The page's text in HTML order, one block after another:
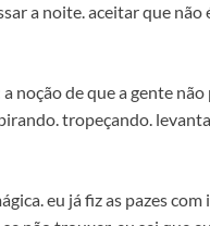
a noite. aceitar que
noção de que a gente
tropeçando.
eu já fiz as pazes com